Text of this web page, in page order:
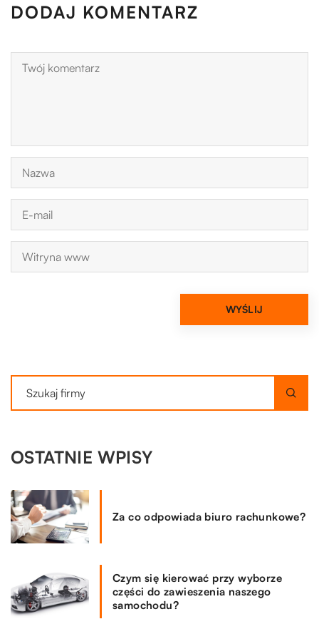
DODAJ KOMENTARZ
OSTATNIE WPISY
Za co odpowiada biuro rachunkowe?
Czym się kierować przy wyborze
części do zawieszenia naszego
samochodu?